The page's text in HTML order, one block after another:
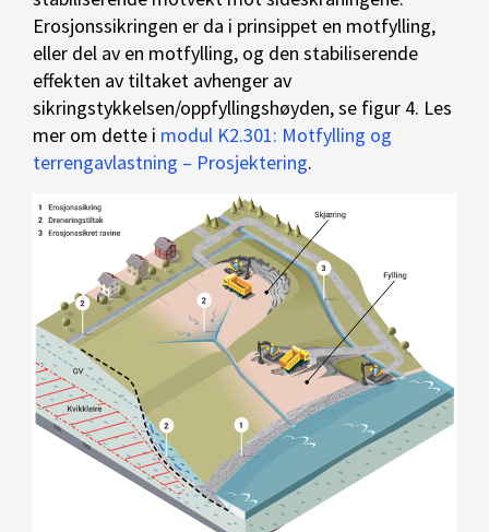
Erosjonssikringen er da i prinsippet en motfylling,
eller del av en motfylling, og den stabiliserende
effekten av tiltaket avhenger av
sikringstykkelsen/oppfyllingshøyden, se figur 4. Les
mer om dette i modul K2.301: Motfylling og
terrengavlastning – Prosjektering.